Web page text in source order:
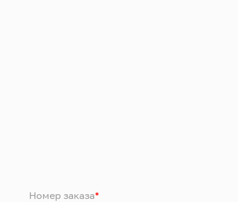
Номер заказа*